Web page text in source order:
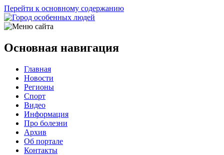
Перейти к основному содержанию
Основная навигация
Главная
Новости
Регионы
Спорт
Видео
Информация
Про болезни
Архив
Об портале
Контакты